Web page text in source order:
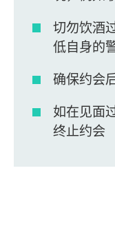
切勿饮酒
低自身的
确保约会
如在见面
终止约会